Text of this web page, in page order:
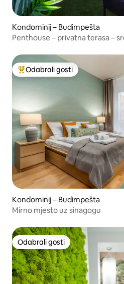
Kondominij – Budimpešta
Penthouse – privatna terasa –
Među najviše rangiranima s
Odabrali gosti
Kondominij – Budimpešta
Mirno mjesto uz sinagogu
Odabrali gosti
Odabrali gosti